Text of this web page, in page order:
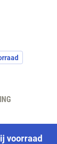
voorraad